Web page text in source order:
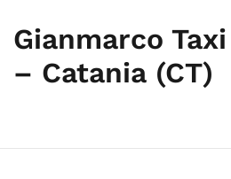
Gianmarco
– Catania (CT)